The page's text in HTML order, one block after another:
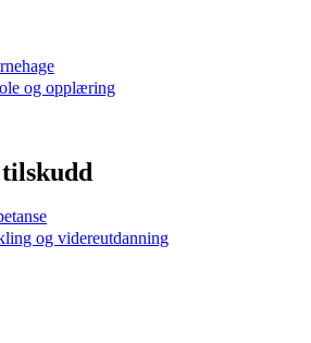
og opplæring
tilskudd
og videreutdanning